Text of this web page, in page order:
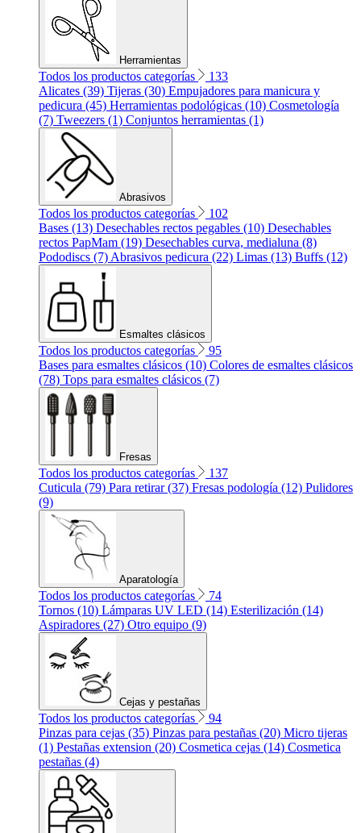
Herramientas
Todos los productos categorías
133
Alicates (39) Tijeras (30) Empujadores para manicura y
pedicura (45) Herramientas podológicas (10) Cosmetología
(7) Tweezers (1) Conjuntos herramientas (1)
Abrasivos
Todos los productos categorías
102
Bases (13) Desechables rectos pegables (10) Desechables
rectos PapMam (19) Desechables curva, medialuna (8)
Pododiscs (7) Abrasivos pedicura (22) Limas (13) Buffs (12)
Esmaltes clásicos
Todos los productos categorías
95
Bases para esmaltes clásicos (10) Colores de esmaltes clásicos
(78) Tops para esmaltes clásicos (7)
Fresas
Todos los productos categorías
137
Cuticula (79) Para retirar (37) Fresas podología (12) Pulidores
(9)
Aparatología
Todos los productos categorías
74
Tornos (10) Lámparas UV LED (14) Esterilización (14)
Aspiradores (27) Otro equipo (9)
Cejas y pestañas
Todos los productos categorías
94
Pinzas para cejas (35) Pinzas para pestañas (20) Micro tijeras
(1) Pestañas extension (20) Cosmetica cejas (14) Cosmetica
pestañas (4)